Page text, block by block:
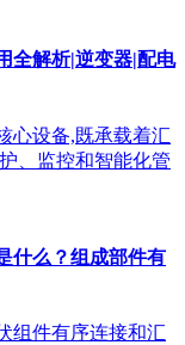
全解析|逆变器|配电
心设备,既承载着汇
、监控和智能化管
什么？组成部件有
组件有序连接和汇